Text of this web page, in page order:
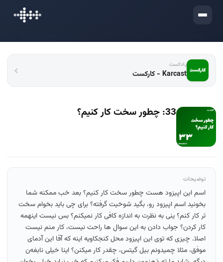
ورود
پادکست
Karcast - کارکست
33: چطور سخت کار کنیم؟
توضیحات
اسم این اپیزود هست چطور سخت کار کنیم؟ بعد خب ممکنه شما
بخونید اسم اپیزود رو، بگید شوخیت گرفته؟ برای چی باید بخوام سخت
تر کار کنم؟ ینی به نظرت به اندازه کافی کار نمیکنم؟ بس نیست اینهمه
کار کردن؟ جواب دادن به این سوال ها راحت نیست، کار منم نیست
اصلا. چیزی که توی این اپیزود محل کنجکاویه اینه که آقا این آدمای
موفق، مثلا چمیدونم بیل گیتس، چقدر کار میکنن؟ اینا خیلی نابغه‌ن